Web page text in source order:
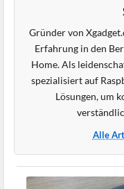
Gründer von
Erfahrung in den
Home. Als
spezialisiert auf
Lösungen, um
Alle